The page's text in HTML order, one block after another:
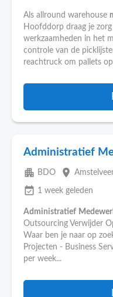
Als allround warehouse
Hoofddorp draag je
werkzaamheden in het
controle van de
reachtruck om pallets
Administratief
apartment BDO place
event_available 1 week geleden
Administratief
Outsourcing Verwijder
Waar ben je naar op
Projecten - Business
per week...